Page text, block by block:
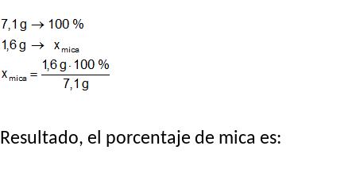
Resultado, el porcentaje de mica es: